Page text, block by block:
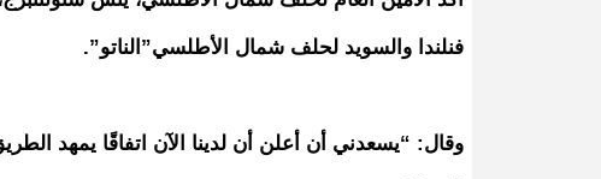
فنلندا والسويد لحلف شمال الأطلسي”الناتو”.
وقال: “يسعدني أن أعلن أن لدينا الآن اتفاقًا يمهد